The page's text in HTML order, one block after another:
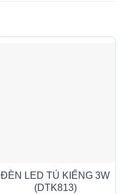
ĐÈN LED TỦ KIẾNG 3W
(DTK813)